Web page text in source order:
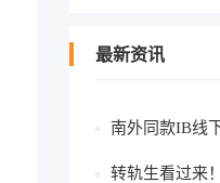
最新资讯
南外同款IB线
转轨生看过来